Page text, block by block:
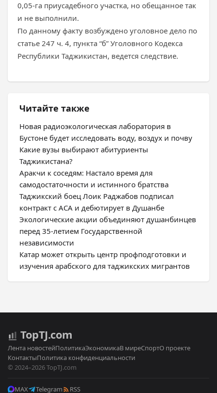
0,05-га приусадебного участка, но обещанное так
и не выполнили.
По данному факту возбуждено уголовное дело по
статье 247 ч. 4, пункта “б” Уголовного Кодекса
Республики Таджикистан, ведется следствие.
Читайте также
Новая радиоэкологическая лаборатория в
Бустоне будет исследовать воду, воздух и почву
Какие вузы выбирают абитуриенты
Таджикистана?
Аракчи к соседям: Настало время для
самодостаточности и истинного братства
Таджикский боец Лоик Раджабов подписал
контракт с ACA и дебютирует в Душанбе
Экологические акции объединяют душанбинцев
перед 35-летием Государственной
независимости
Катар может открыть центр профподготовки и
изучения арабского для таджикских мигрантов
TopTJ.com
Лента новостейПолитикаЭкономикаВ миреСпортО проекте
КонтактыПолитика конфиденциальности
© 2024–2026 TopTJ.com
MAX Telegram RSS